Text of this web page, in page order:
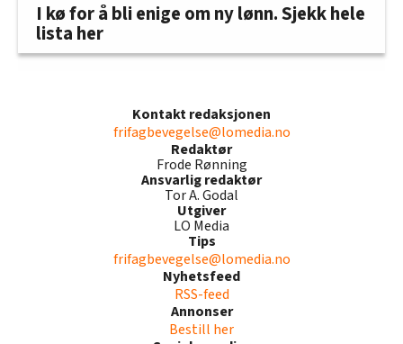
I kø for å bli enige om ny lønn. Sjekk hele
lista her
Kontakt redaksjonen
frifagbevegelse@lomedia.no
Redaktør
Frode Rønning
Ansvarlig redaktør
Tor A. Godal
Utgiver
LO Media
Tips
frifagbevegelse@lomedia.no
Nyhetsfeed
RSS-feed
Annonser
Bestill her